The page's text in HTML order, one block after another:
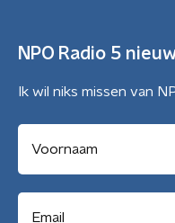
NPO Radio 5
Ik wil niks missen van